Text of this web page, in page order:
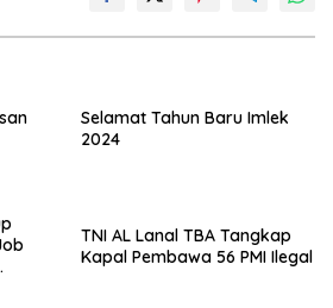
Selamat Tahun Baru Imlek
2024
TNI AL Lanal TBA Tangkap
Kapal Pembawa 56 PMI Ilegal